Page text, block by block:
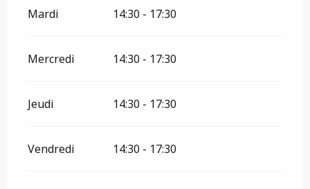
Mardi 14:30 - 17:30
Mercredi 14:30 - 17:30
Jeudi 14:30 - 17:30
Vendredi 14:30 - 17:30